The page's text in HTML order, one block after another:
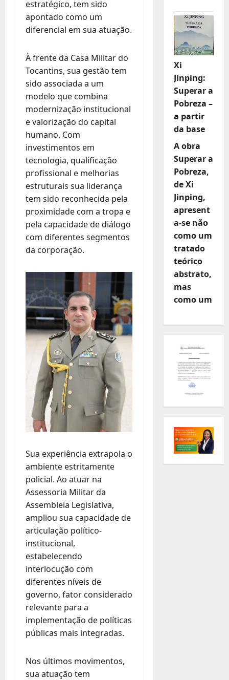
estratégico, tem sido
apontado como um
diferencial em sua atuação.
À frente da Casa Militar do
Tocantins, sua gestão tem
sido associada a um
modelo que combina
modernização institucional
e valorização do capital
humano. Com
investimentos em
tecnologia, qualificação
profissional e melhorias
estruturais sua liderança
tem sido reconhecida pela
proximidade com a tropa e
pela capacidade de diálogo
com diferentes segmentos
da corporação.
Sua experiência extrapola o
ambiente estritamente
policial. Ao atuar na
Assessoria Militar da
Assembleia Legislativa,
ampliou sua capacidade de
articulação político-
institucional,
estabelecendo
interlocução com
diferentes níveis de
governo, fator considerado
relevante para a
implementação de políticas
públicas mais integradas.
Nos últimos movimentos,
sua atuação tem
Xi
Jinping:
Superar a
Pobreza –
a partir
da base
A obra
Superar a
Pobreza,
de Xi
Jinping,
apresent
a-se não
como um
tratado
teórico
abstrato,
mas
como um